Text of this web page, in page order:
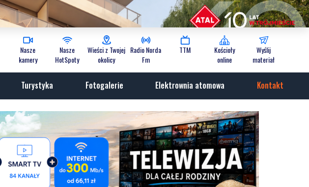
Nasze
kamery
Nasze
HotSpoty
Wieści z Twojej
okolicy
Radio Norda
Fm
TTM
Kościoły
online
Wyślij
materiał
Turystyka Fotogalerie Elektrownia atomowa Kontakt